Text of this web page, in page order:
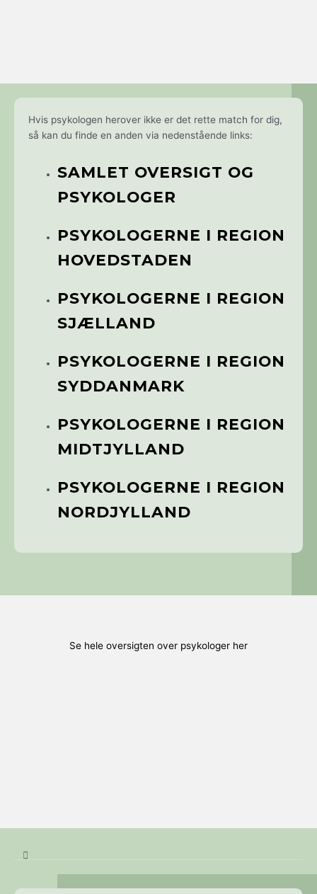
Hvis psykologen herover ikke er det rette match for dig,
så kan du finde en anden via nedenstående links:
SAMLET OVERSIGT OG
PSYKOLOGER
PSYKOLOGERNE I REGION
HOVEDSTADEN
PSYKOLOGERNE I REGION
SJÆLLAND
PSYKOLOGERNE I REGION
SYDDANMARK
PSYKOLOGERNE I REGION
MIDTJYLLAND
PSYKOLOGERNE I REGION
NORDJYLLAND
Se hele oversigten over psykologer her